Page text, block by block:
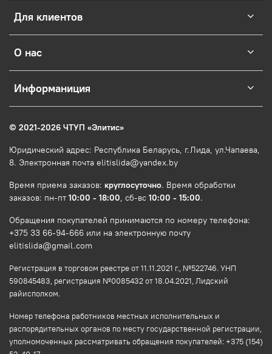
Для клиентов
О нас
Информаниция
© 2021-2026 ЧТУП «Элитис»
Юридический адрес: Республика Беларусь, г.Лида, ул.Чапаева,
8. Электронная почта elitislida@yandex.by
Время приема заказов: круглосуточно. Время обработки
заказов: пн-пт 10:00 - 18:00, сб-вс 10:00 - 15:00.
Обращения покупателей принимаются по номеру телефона:
+375 33 66-94-666 или на электронную почту
elitislida@gmail.com
Регистрация в торговом реестре от 11.11.2021 г., №522746. УНП
590845483, регистрация №0085432 от 18.04.2021, Лидский
райисполком.
Номер телефона работников местных исполнительных и
распорядительных органов по месту государственной регистрации,
уполномоченных рассматривать обращения покупателей: +375 (154)